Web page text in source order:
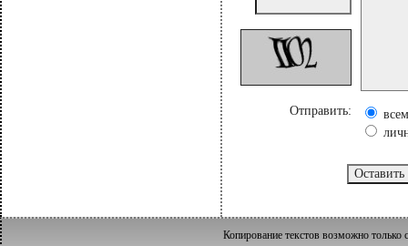
Отправить:
всем
Копирование текстов возможно